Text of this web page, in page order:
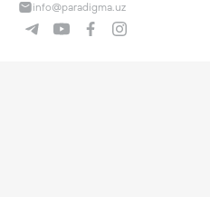
info@paradigma.uz